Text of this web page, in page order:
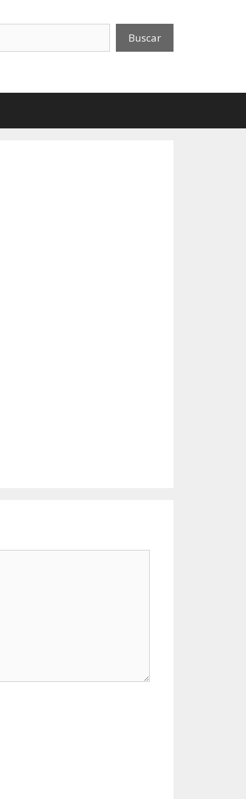
Buscar